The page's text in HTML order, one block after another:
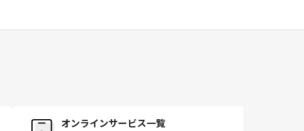
オンラインサービス一覧